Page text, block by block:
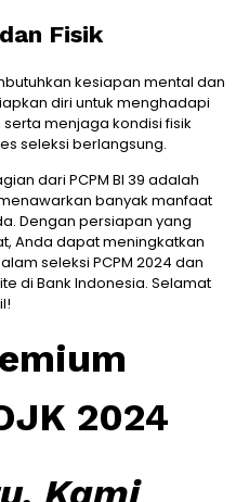
Fisik
kesiapan mental dan
diri untuk menghadapi
menjaga kondisi fisik
seleksi berlangsung.
dari PCPM BI 39 adalah
banyak manfaat
Dengan persiapan yang
Anda dapat meningkatkan
seleksi PCPM 2024 dan
di Bank Indonesia. Selamat
2024